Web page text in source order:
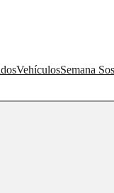
VehículosSemana